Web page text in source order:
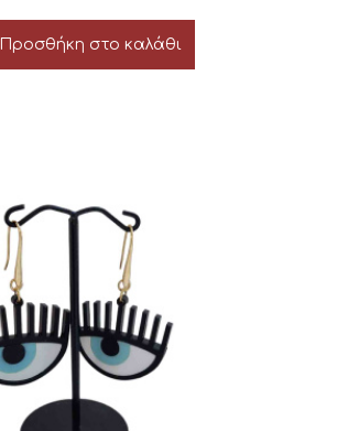
Προσθήκη στο καλάθι